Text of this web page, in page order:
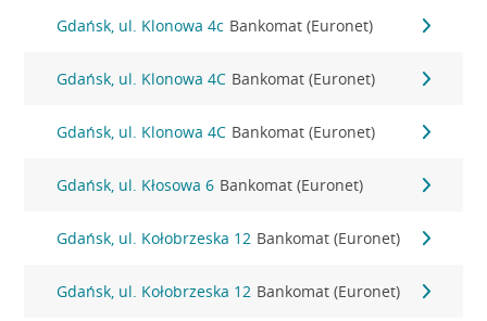
Gdańsk, ul. Klonowa 4c Bankomat (Euronet)
Gdańsk, ul. Klonowa 4C Bankomat (Euronet)
Gdańsk, ul. Klonowa 4C Bankomat (Euronet)
Gdańsk, ul. Kłosowa 6 Bankomat (Euronet)
Gdańsk, ul. Kołobrzeska 12 Bankomat (Euronet)
Gdańsk, ul. Kołobrzeska 12 Bankomat (Euronet)